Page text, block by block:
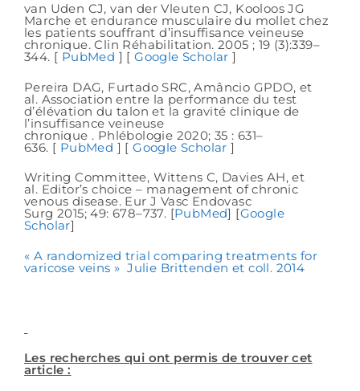
van Uden CJ, van der Vleuten CJ, Kooloos JG
Marche et endurance musculaire du mollet chez
les patients souffrant d’insuffisance veineuse
chronique. Clin Réhabilitation. 2005 ; 19 (3):339–
344. [ PubMed ] [Google Scholar ]
Pereira DAG, Furtado SRC, Amâncio GPDO, et
al. Association entre la performance du test
d’élévation du talon et la gravité clinique de
l’insuffisance veineuse
chronique . Phlébologie 2020; 35 : 631–
636. [ PubMed ] [Google Scholar ]
Writing Committee, Wittens C, Davies AH, et
al. Editor’s choice – management of chronic
venous disease. Eur J Vasc Endovasc
Surg 2015; 49: 678–737. [PubMed] [Google
Scholar]
« A randomized trial comparing treatments for
varicose veins » Julie Brittenden et coll. 2014
Les recherches qui ont permis de trouver cet
article :